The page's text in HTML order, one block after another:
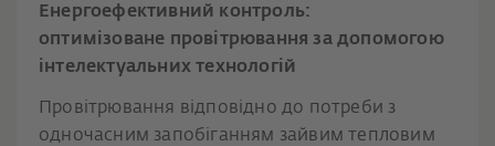
Енергоефективний контроль:
оптимізоване провітрювання за допомогою
інтелектуальних технологій
Провітрювання відповідно до потреби з
одночасним запобіганням зайвим тепловим